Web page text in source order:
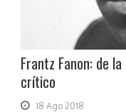
Frantz Fanon: de
crítico
18 Ago 2018